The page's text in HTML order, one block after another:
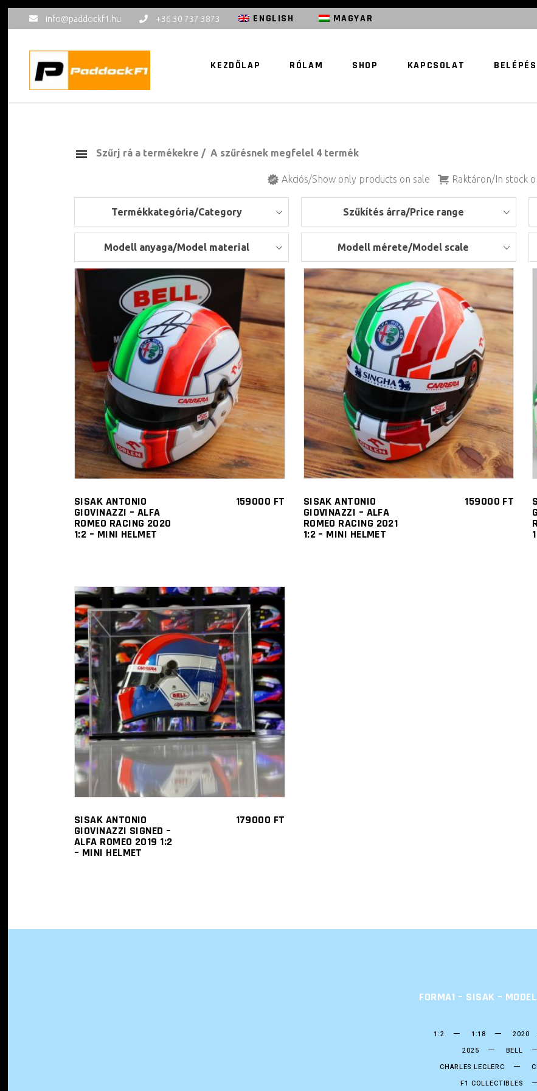
info@paddockf1.hu +36 30 737 3873 ENGLISH MAGYAR
KEZDŐLAP RÓLAM SHOP KAPCSOLAT BELÉPÉS
Szűrj rá a termékekre A szűrésnek megfelel 4 termék
Akciós/Show only products on sale Raktáron/In stock
Termékkategória/Category Szűkítés árra/Price range
Modell anyaga/Model material Modell mérete/Model scale
KOSÁRBA TESZEM
SISAK ANTONIO
GIOVINAZZI – ALFA
ROMEO RACING 2020
1:2 – MINI HELMET
159000 FT
KOSÁRBA TESZEM
SISAK ANTONIO
GIOVINAZZI – ALFA
ROMEO RACING 2021
1:2 – MINI HELMET
159000 FT
KOSÁRBA TESZEM
SISAK ANTONIO
GIOVINAZZI SIGNED –
ALFA ROMEO 2019 1:2
– MINI HELMET
179000 FT
FORMA1 – SISAK –
1:2 1:18 2020
2025
BELL
CHARLES LECLERC
F1 COLLECTIBLES